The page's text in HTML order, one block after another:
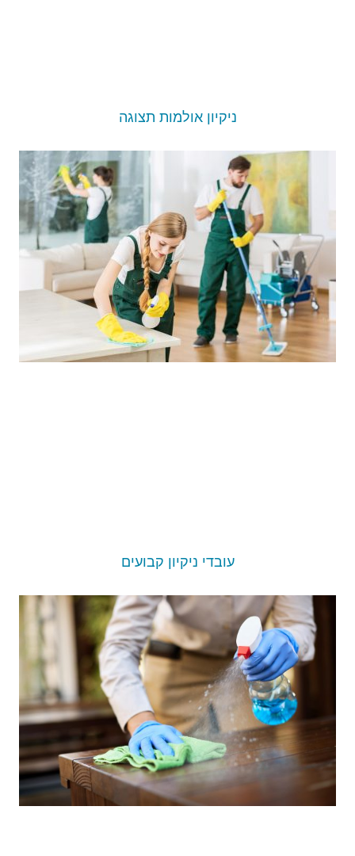
ניקיון אולמות תצוגה
עובדי ניקיון קבועים